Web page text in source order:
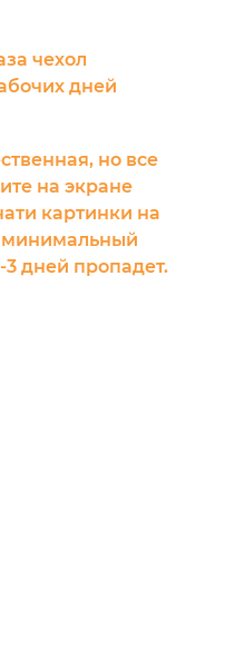
чехол
дней
но все
на экране
картинки на
минимальный
3 дней пропадет.